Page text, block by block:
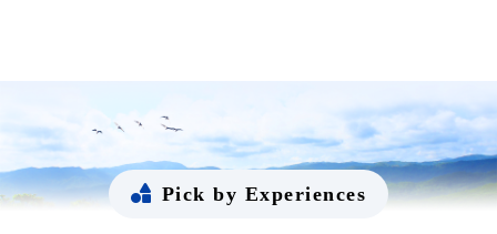
Pick by Experiences